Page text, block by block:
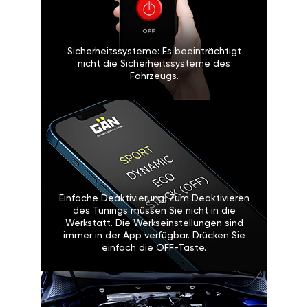
Sicherheitssysteme: Es beeinträchtigt
nicht die Sicherheitssysteme des
Fahrzeugs.
Einfache Deaktivierung: Zum Deaktivieren
des Tunings müssen Sie nicht in die
Werkstatt. Die Werkseinstellungen sind
immer in der App verfügbar. Drücken Sie
einfach die OFF-Taste.